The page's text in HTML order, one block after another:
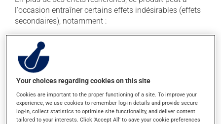
l'occasion entraîner certains effets indésirables (effets
secondaires), notamment :
il agit sur l'intestin et peut causer de la diarrhée ou
de la constipation, selon la sensibilité de chacun;
il peut causer des nausées et des vomissements;
il peut donner une couleur blanche aux selles.
Chaque personne peut réagir différemment à un
traitement. Si vous croyez que ce produit est la cause
d'un problème qui vous incommode, qu'il soit
Your choices regarding cookies on this site
Cookies are important to the proper functioning of a site. To improve your
experience, we use cookies to remember log-in details and provide secure
log-in, collect statistics to optimise site functionality, and deliver content
tailored to your interests. Click 'Accept All' to save your cookie preferences